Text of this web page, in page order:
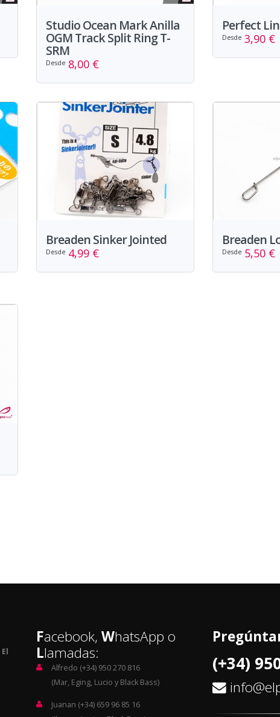
Studio Ocean Mark Anilla
OGM Track Split Ring T-
SRM
Desde 8,00 €
Perfect
Desde 3,90 €
Breaden Sinker Jointed
Desde 4,99 €
Breaden
Desde 5,50 €
El
Facebook, WhatsApp o
Llamadas:
Alfredo (+34) 950 270 816
(Mar, Eging, Lucio y Black Bass)
Juanan (+34) 659 96 85 16
(+34)